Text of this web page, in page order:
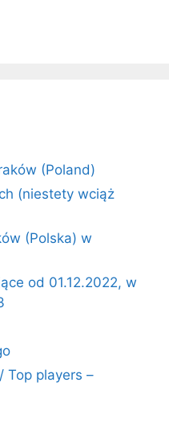
(Poland)
(niestety wciąż
(Polska) w
od 01.12.2022, w
Top players –